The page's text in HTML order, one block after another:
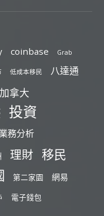
coinbase Grab
低成本移民 八達通
加拿大
投資
業務分析
理財 移民
第二家園 網易
電子錢包